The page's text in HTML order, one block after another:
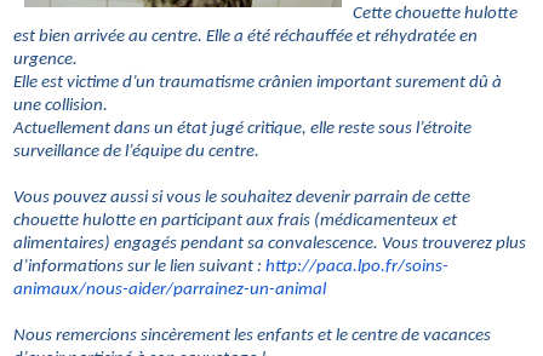
Cette chouette hulotte
est bien arrivée au centre. Elle a été réchauffée et réhydratée en
urgence.
Elle est victime d’un traumatisme crânien important surement dû à
une collision.
Actuellement dans un état jugé critique, elle reste sous l’étroite
surveillance de l’équipe du centre.
Vous pouvez aussi si vous le souhaitez devenir parrain de cette
chouette hulotte en participant aux frais (médicamenteux et
alimentaires) engagés pendant sa convalescence. Vous trouverez plus
d’informations sur le lien suivant : http://paca.lpo.fr/soins-
animaux/nous-aider/parrainez-un-animal
Nous remercions sincèrement les enfants et le centre de vacances